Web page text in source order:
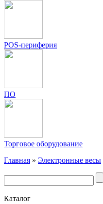
POS-периферия
ПО
Торговое оборудование
Главная » Электронные весы
Каталог